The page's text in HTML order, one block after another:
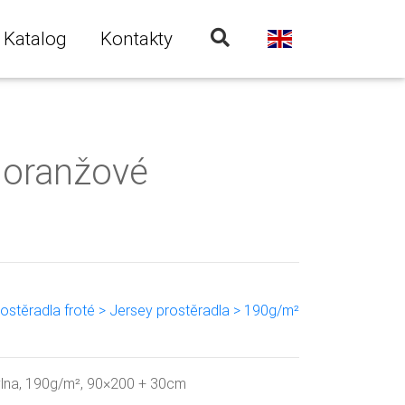
Katalog Kontakty
froté > Jersey prostěradla > 190g/m²
190g/m², 90×200 + 30cm